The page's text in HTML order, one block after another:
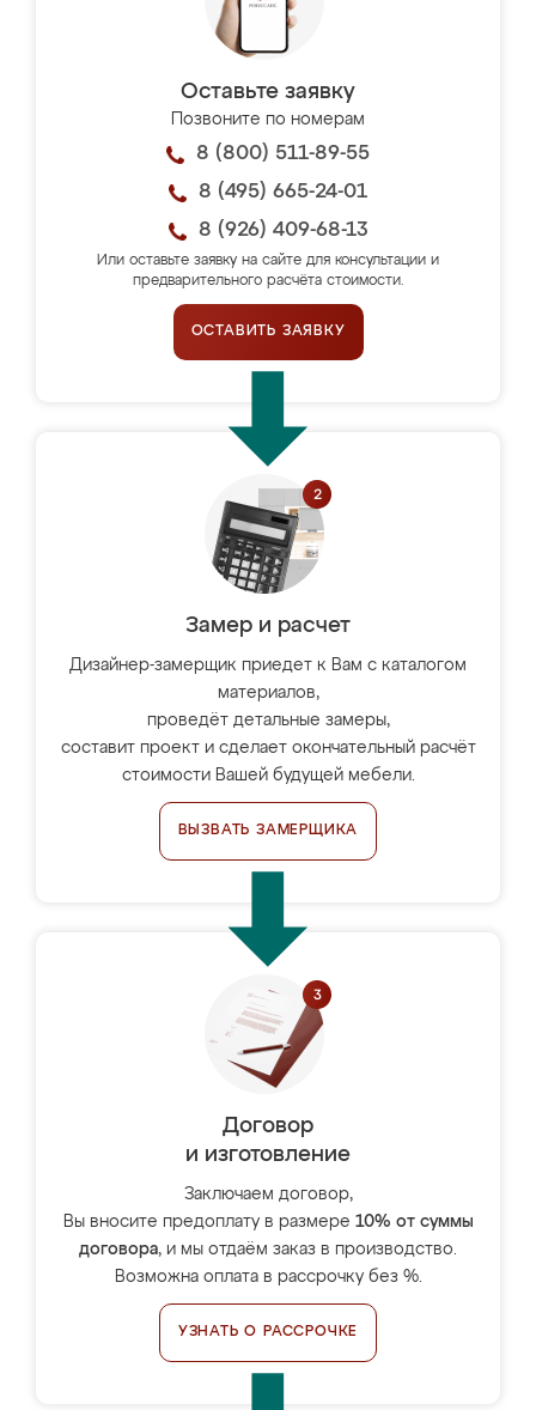
Оставьте заявку
Позвоните по номерам
8 (800) 511-89-55
8 (495) 665-24-01
8 (926) 409-68-13
Или оставьте заявку на сайте для консультации и
предварительного расчёта стоимости.
ОСТАВИТЬ ЗАЯВКУ
Замер и расчет
Дизайнер-замерщик приедет к Вам с каталогом
материалов,
проведёт детальные замеры,
составит проект и сделает окончательный расчёт
стоимости Вашей будущей мебели.
ВЫЗВАТЬ ЗАМЕРЩИКА
Договор
и изготовление
Заключаем договор,
Вы вносите предоплату в размере 10% от суммы
договора, и мы отдаём заказ в производство.
Возможна оплата в рассрочку без %.
УЗНАТЬ О РАССРОЧКЕ